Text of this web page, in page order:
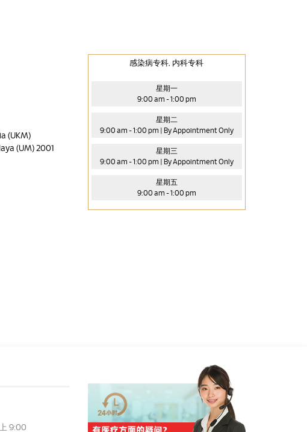
(UKM)
(UM) 2001
感染病专科, 内科专科
星期一
9:00 am - 1:00 pm
星期二
9:00 am - 1:00 pm | By Appointment Only
星期三
9:00 am - 1:00 pm | By Appointment Only
星期五
9:00 am - 1:00 pm
9:00